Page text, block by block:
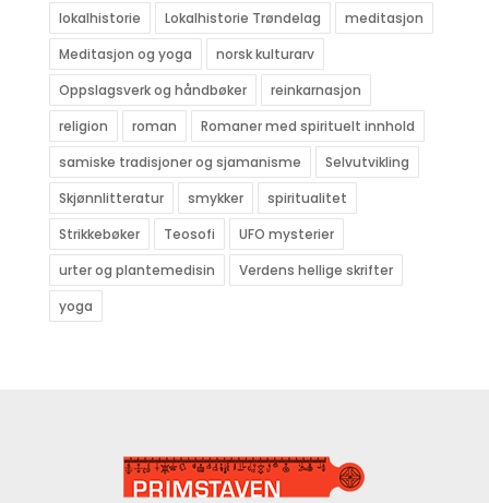
lokalhistorie
Lokalhistorie Trøndelag
meditasjon
Meditasjon og yoga
norsk kulturarv
Oppslagsverk og håndbøker
reinkarnasjon
religion
roman
Romaner med spirituelt innhold
samiske tradisjoner og sjamanisme
Selvutvikling
Skjønnlitteratur
smykker
spiritualitet
Strikkebøker
Teosofi
UFO mysterier
urter og plantemedisin
Verdens hellige skrifter
yoga